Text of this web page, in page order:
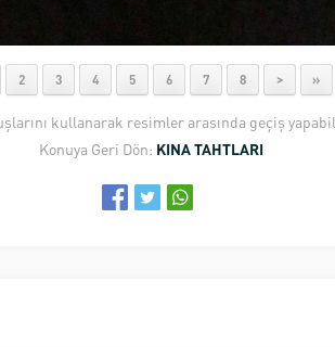
2 3 4 5 6 7 8 > »
kullanarak resimler arasında geçiş
Konuya Geri Dön: KINA TAHTLARI